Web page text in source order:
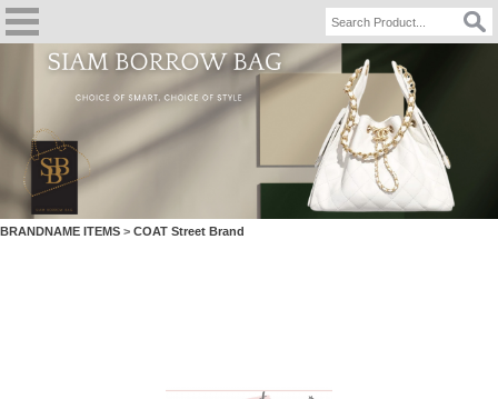
BRANDNAME ITEMS > COAT Street Brand